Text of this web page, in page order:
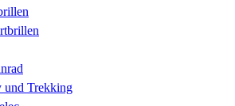
und Trekking